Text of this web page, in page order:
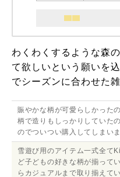
わくわくするような森
て欲しいという願いを
でシーズンに合わせた
賑やかな柄が可愛らしかった
柄で造りもしっかりしていた
のでついつい購入してしま
雪遊び用のアイテム一式全て
ど子どもの好きな柄が揃って
らカジュアルまで取り揃えて